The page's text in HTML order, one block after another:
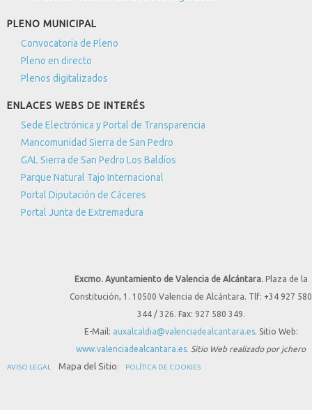
PLENO MUNICIPAL
Convocatoria de Pleno
Pleno en directo
Plenos digitalizados
ENLACES WEBS DE INTERÉS
Sede Electrónica y Portal de Transparencia
Mancomunidad Sierra de San Pedro
GAL Sierra de San Pedro Los Baldíos
Parque Natural Tajo Internacional
Portal Diputación de Cáceres
Portal Junta de Extremadura
Excmo. Ayuntamiento de Valencia de Alcántara. Plaza de la
Constitución, 1. 10500 Valencia de Alcántara. Tlf: +34 927 580
344 / 326. Fax: 927 580 349.
E-Mail: auxalcaldia@valenciadealcantara.es. Sitio Web:
www.valenciadealcantara.es. Sitio Web realizado por jchero
AVISO LEGAL Mapa del Sitio POLÍTICA DE COOKIES